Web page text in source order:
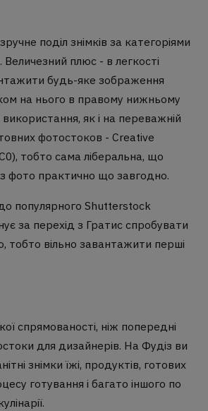
поділ знімків за категоріями
Величезний плюс - в легкості
будь-яке зображення
на нього в правому нижньому
використання, як і на переважній
фотостоков - Creative
тобто сама ліберальна, що
фото практично що завгодно.
до популярного Shutterstock
за перехід з Гратис спробувати
тобто вільно завантажити перші
спрямованості, ніж попередні
для дизайнерів. На Фудіз ви
знімки їжі, продуктів, готових
готування і багато іншого по